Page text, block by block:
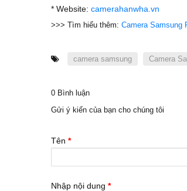
* Website: camerahanwha.vn
>>> Tìm hiểu thêm: Camera Samsung
camera samsung Camera
0 Bình luận
Gửi ý kiến của bạn cho chúng tôi
Tên *
Nhập nội dung *